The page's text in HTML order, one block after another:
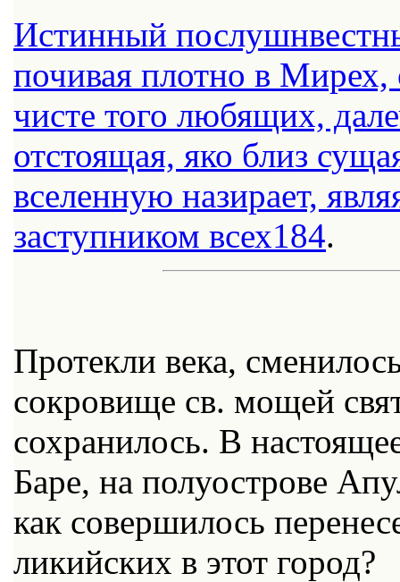
Истинный
почивая плотно в Мирех,
чисте того любящих,
отстоящая, яко близ
вселенную назирает,
заступником всех184.
Протекли века,
сокровище св. мощей
сохранилось. В
Баре, на полуострове
как совершилось
ликийских в этот город?